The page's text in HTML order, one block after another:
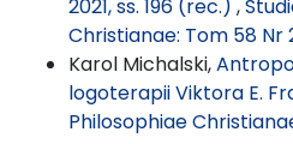
2021, ss. 196 (rec.) ,
Christianae: Tom 58 Nr
Karol Michalski,
logoterapii Viktora E.
Philosophiae